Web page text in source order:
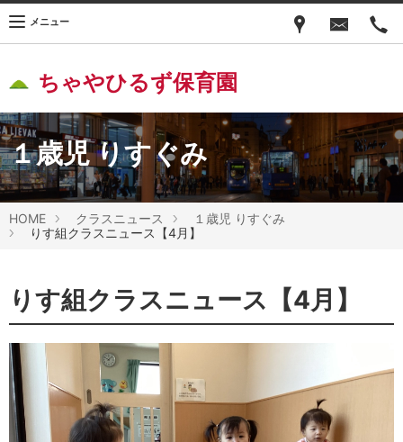
ちゃやひるず保育園
メニュー
１歳児 りすぐみ
HOME クラスニュース
１歳児 りすぐみ
りす組クラスニュース【4月】
りす組クラスニュース【4月】